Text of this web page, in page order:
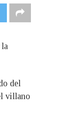
la
del
villano